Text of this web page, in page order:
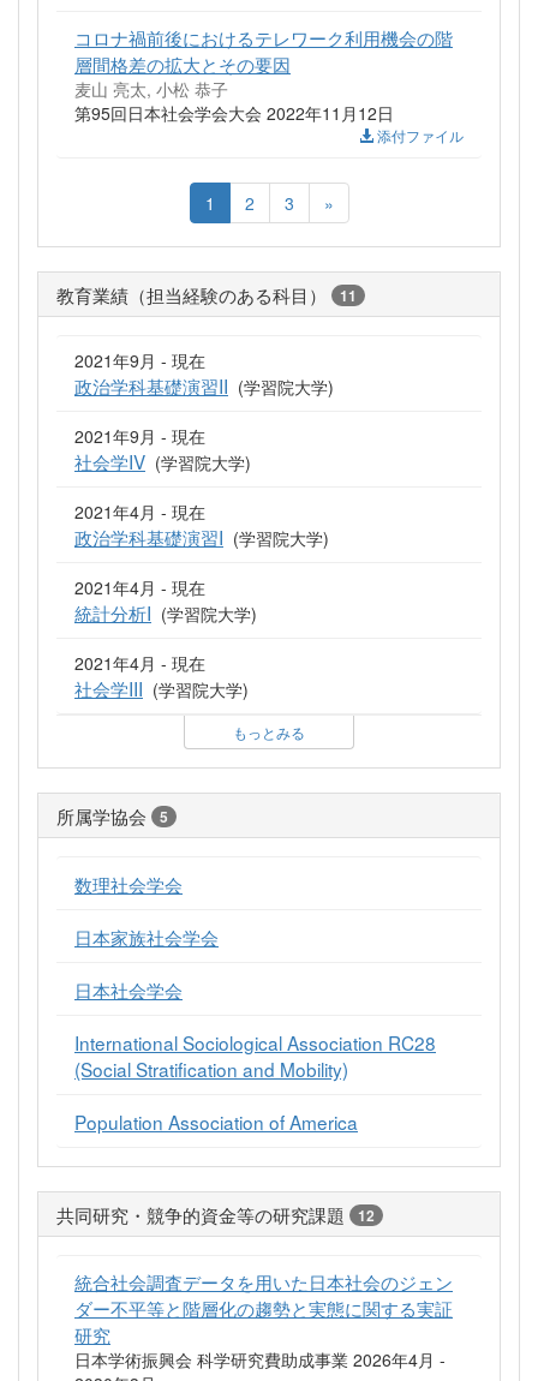
コロナ禍前後におけるテレワーク利用機会の階
層間格差の拡大とその要因
麦山 亮太, 小松 恭子
第95回日本社会学会大会 2022年11月12日
添付ファイル
1 2 3 »
教育業績（担当経験のある科目） 11
2021年9月 - 現在
政治学科基礎演習II (学習院大学)
2021年9月 - 現在
社会学IV (学習院大学)
2021年4月 - 現在
政治学科基礎演習I (学習院大学)
2021年4月 - 現在
統計分析I (学習院大学)
2021年4月 - 現在
社会学III (学習院大学)
もっとみる
所属学協会 5
数理社会学会
日本家族社会学会
日本社会学会
International Sociological Association RC28
(Social Stratification and Mobility)
Population Association of America
共同研究・競争的資金等の研究課題 12
統合社会調査データを用いた日本社会のジェン
ダー不平等と階層化の趨勢と実態に関する実証
研究
日本学術振興会 科学研究費助成事業 2026年4月 -